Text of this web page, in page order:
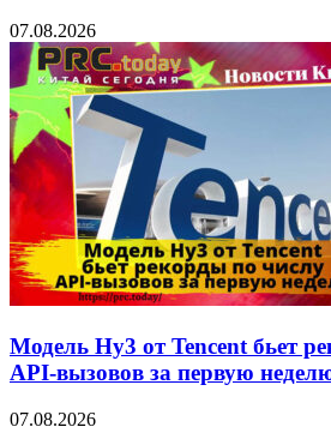
07.08.2026
Модель Hy3 от Tencent бьет
API-вызовов за первую
07.08.2026